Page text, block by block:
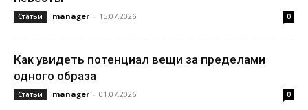
Статьи manager - 15.07.2026 0
Как увидеть потенциал вещи за пределами
одного образа
Статьи manager - 01.07.2026 0